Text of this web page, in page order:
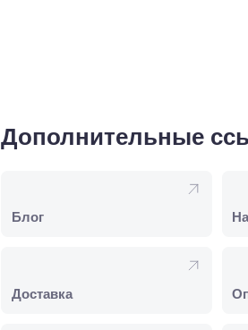
Дополнительные
Блог
Доставка